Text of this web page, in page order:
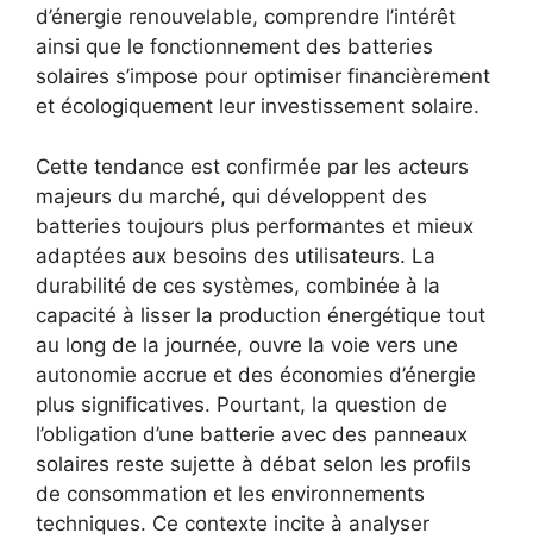
d’énergie renouvelable, comprendre l’intérêt
ainsi que le fonctionnement des batteries
solaires s’impose pour optimiser financièrement
et écologiquement leur investissement solaire.
Cette tendance est confirmée par les acteurs
majeurs du marché, qui développent des
batteries toujours plus performantes et mieux
adaptées aux besoins des utilisateurs. La
durabilité de ces systèmes, combinée à la
capacité à lisser la production énergétique tout
au long de la journée, ouvre la voie vers une
autonomie accrue et des économies d’énergie
plus significatives. Pourtant, la question de
l’obligation d’une batterie avec des panneaux
solaires reste sujette à débat selon les profils
de consommation et les environnements
techniques. Ce contexte incite à analyser